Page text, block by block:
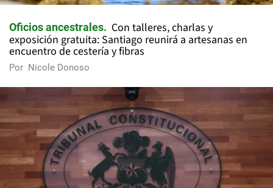
Oficios ancestrales
Con talleres, charlas y
exposición gratuita: Santiago reunirá a artesanas en
encuentro de cestería y fibras
Por Nicole Donoso